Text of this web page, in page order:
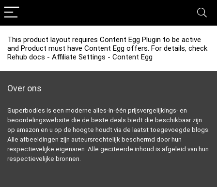
This product layout requires Content Egg Plugin to be active
and Product must have Content Egg offers. For details, check
Rehub docs - Affiliate Settings - Content Egg
Over ons
Superbodies is een moderne alles-in-één prijsvergelijkings- en
beoordelingswebsite die de beste deals biedt die beschikbaar zijn
op amazon en u op de hoogte houdt via de laatst toegevoegde blogs.
Alle afbeeldingen zijn auteursrechtelijk beschermd door hun
respectievelijke eigenaren. Alle geciteerde inhoud is afgeleid van hun
respectievelijke bronnen.